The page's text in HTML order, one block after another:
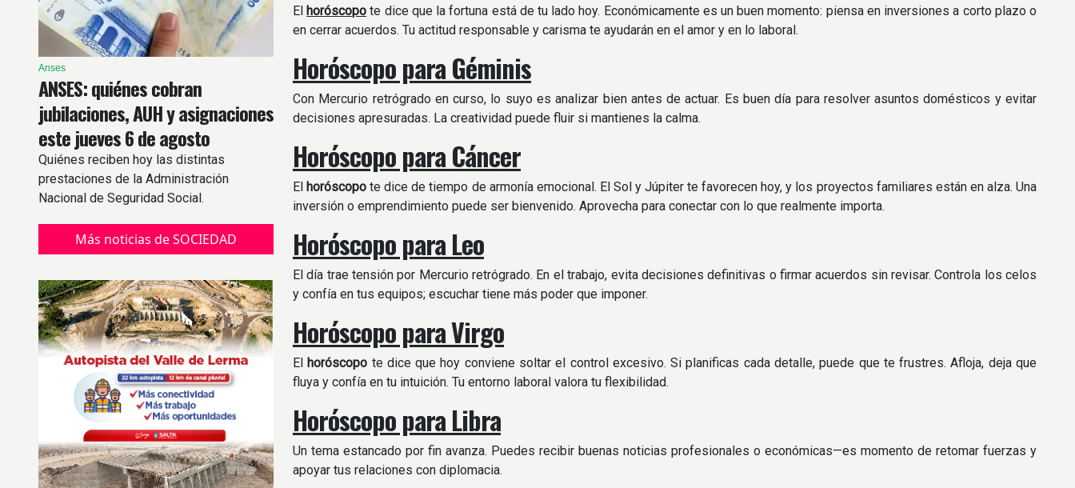
Anses
ANSES: quiénes cobran
jubilaciones, AUH y asignaciones
este jueves 6 de agosto
Quiénes reciben hoy las distintas
prestaciones de la Administración
Nacional de Seguridad Social.
Más noticias de SOCIEDAD
Elhoróscopo te dice que la fortuna está de tu lado hoy. Económicamente es un buen momento: piensa en inversiones a corto plazo o
en cerrar acuerdos. Tu actitud responsable y carisma te ayudarán en el amor y en lo laboral.
Horóscopo para Géminis
Con Mercurio retrógrado en curso, lo suyo es analizar bien antes de actuar. Es buen día para resolver asuntos domésticos y evitar
decisiones apresuradas. La creatividad puede fluir si mantienes la calma.
Horóscopo para Cáncer
El horóscopo te dice de tiempo de armonía emocional. El Sol y Júpiter te favorecen hoy, y los proyectos familiares están en alza. Una
inversión o emprendimiento puede ser bienvenido. Aprovecha para conectar con lo que realmente importa.
Horóscopo para Leo
El día trae tensión por Mercurio retrógrado. En el trabajo, evita decisiones definitivas o firmar acuerdos sin revisar. Controla los celos
y confía en tus equipos; escuchar tiene más poder que imponer.
Horóscopo para Virgo
El horóscopo te dice que hoy conviene soltar el control excesivo. Si planificas cada detalle, puede que te frustres. Afloja, deja que
fluya y confía en tu intuición. Tu entorno laboral valora tu flexibilidad.
Horóscopo para Libra
Un tema estancado por fin avanza. Puedes recibir buenas noticias profesionales o económicas—es momento de retomar fuerzas y
apoyar tus relaciones con diplomacia.